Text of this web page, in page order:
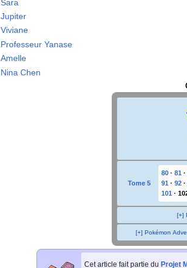
Sara
Jupiter
Viviane
Professeur Yanase
Amelle
Nina Chen
Tome 5
80 · 81 ·
91 · 92 ·
101 ·
[+]
[+] Pokémon
Cet article fait partie du Projet